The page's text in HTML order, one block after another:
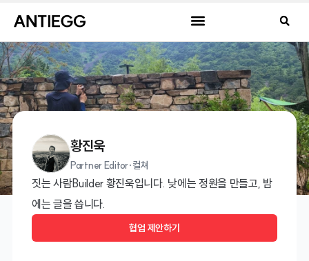
황진욱
Partner Editor·컬쳐
짓는 사람Builder 황진욱입니다. 낮에는 정원을 만들고, 밤
에는 글을 씁니다.
협업 제안하기